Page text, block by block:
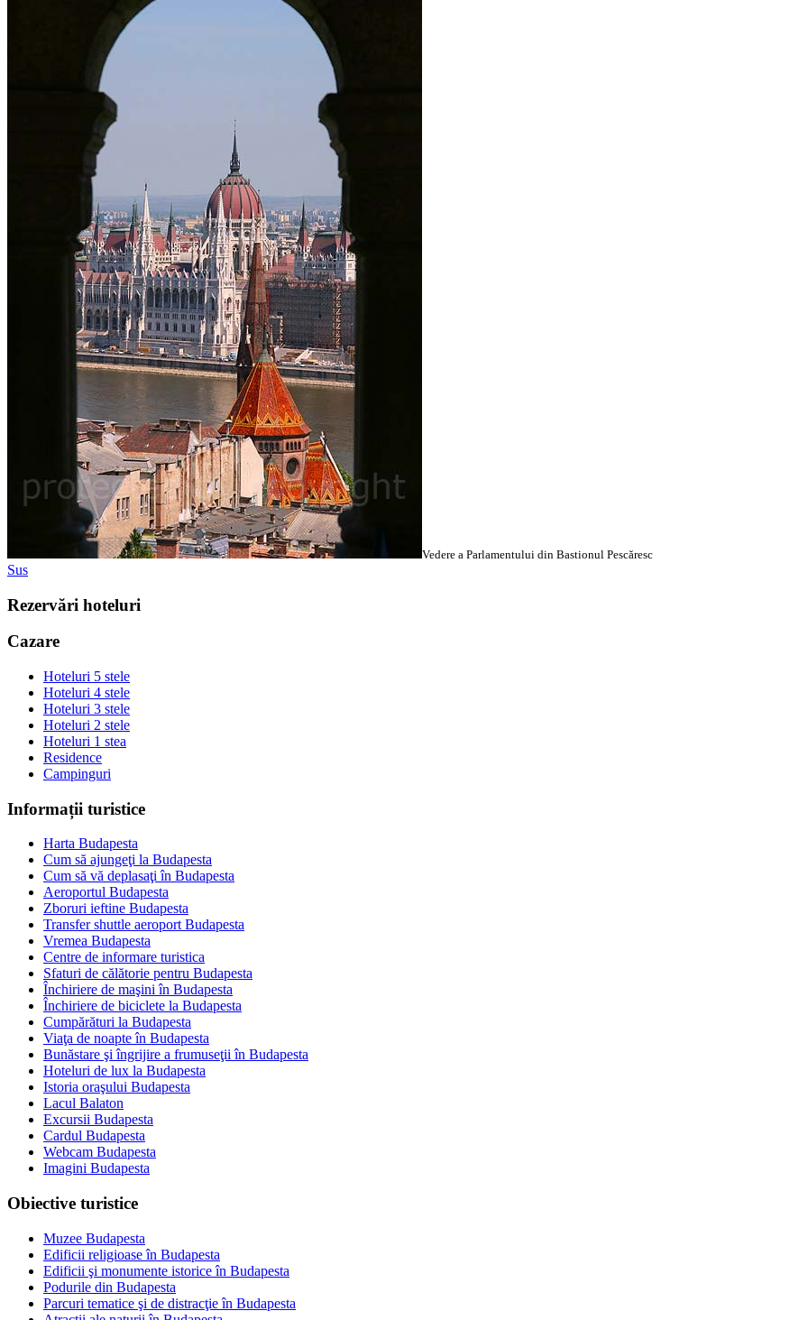
Vedere a Parlamentului din Bastionul Pescăresc
Sus
Rezervări hoteluri
Cazare
Hoteluri 5 stele
Hoteluri 4 stele
Hoteluri 3 stele
Hoteluri 2 stele
Hoteluri 1 stea
Residence
Campinguri
Informații turistice
Harta Budapesta
Cum să ajungeţi la Budapesta
Cum să vă deplasaţi în Budapesta
Aeroportul Budapesta
Zboruri ieftine Budapesta
Transfer shuttle aeroport Budapesta
Vremea Budapesta
Centre de informare turistica
Sfaturi de călătorie pentru Budapesta
Închiriere de maşini în Budapesta
Închiriere de biciclete la Budapesta
Cumpărături la Budapesta
Viaţa de noapte în Budapesta
Bunăstare şi îngrijire a frumuseţii în Budapesta
Hoteluri de lux la Budapesta
Istoria oraşului Budapesta
Lacul Balaton
Excursii Budapesta
Cardul Budapesta
Webcam Budapesta
Imagini Budapesta
Obiective turistice
Muzee Budapesta
Edificii religioase în Budapesta
Edificii şi monumente istorice în Budapesta
Podurile din Budapesta
Parcuri tematice şi de distracţie în Budapesta